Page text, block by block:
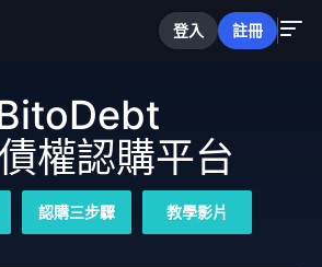
登入 註冊
權認購平台
認購三步驟 教學影片